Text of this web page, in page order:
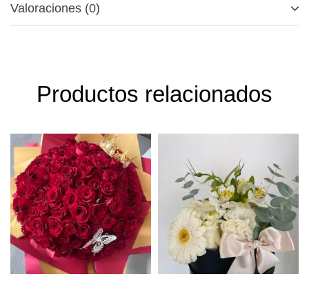
Valoraciones (0)
Productos relacionados